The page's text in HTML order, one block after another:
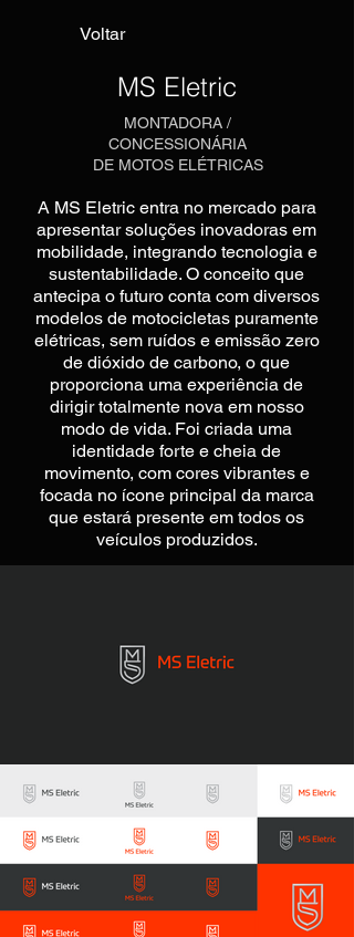
Voltar
MS Eletric
MONTADORA /
CONCESSIONÁRIA
DE MOTOS ELÉTRICAS
A MS Eletric entra no mercado para
apresentar soluções inovadoras em
mobilidade, integrando tecnologia e
sustentabilidade. O conceito que
antecipa o futuro conta com diversos
modelos de motocicletas puramente
elétricas, sem ruídos e emissão zero
de dióxido de carbono, o que
proporciona uma experiência de
dirigir totalmente nova em nosso
modo de vida. Foi criada uma
identidade forte e cheia de
movimento, com cores vibrantes e
focada no ícone principal da marca
que estará presente em todos os
veículos produzidos.